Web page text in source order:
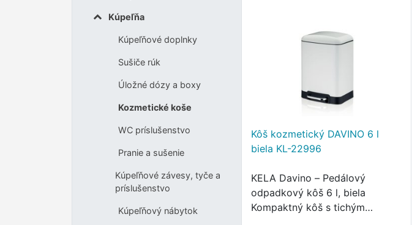
Kúpeľňa
Kúpeľňové doplnky
Sušiče rúk
Úložné dózy a boxy
Kozmetické koše
WC príslušenstvo
Pranie a sušenie
Kúpeľňové závesy, tyče a
príslušenstvo
Kúpeľňový nábytok
Kôš kozmetický DAVINO 6 l
biela KL-22996
KELA Davino – Pedálový
odpadkový kôš 6 l, biela
Kompaktný kôš s tichým